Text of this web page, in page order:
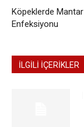
Köpeklerde Mantar
Enfeksiyonu
İLGİLİ İÇERİKLER